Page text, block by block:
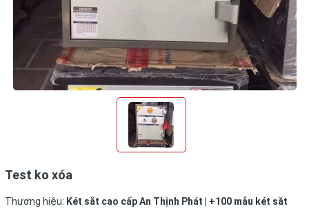
Test ko xóa
Thương hiệu: Két sắt cao cấp An Thịnh Phát | +100 mẫu két săt